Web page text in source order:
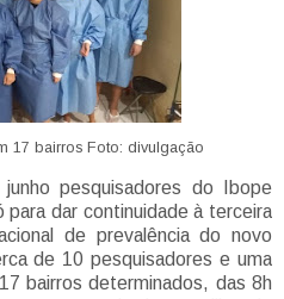
17 bairros Foto: divulgação
pesquisadores do Ibope
dar continuidade à terceira
de prevalência do novo
de 10 pesquisadores e uma
bairros determinados, das 8h